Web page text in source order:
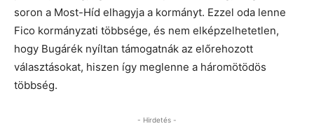
soron a Most-Híd elhagyja a kormányt. Ezzel oda lenne
Fico kormányzati többsége, és nem elképzelhetetlen,
hogy Bugárék nyíltan támogatnák az előrehozott
választásokat, hiszen így meglenne a háromötödös
többség.
- Hirdetés -